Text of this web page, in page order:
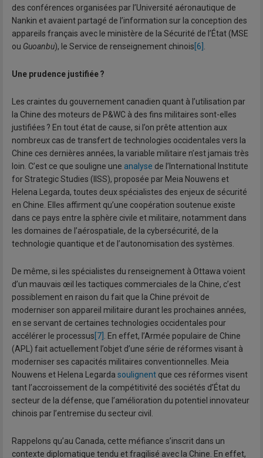
des conférences organisées par l’Université aéronautique de
Nankin et avaient partagé de l’information sur la conception des
appareils français avec le ministère de la Sécurité de l’État (MSE
ou Guoanbu), le Service de renseignement chinois [6]
Une prudence justifiée ?
Les craintes du gouvernement canadien quant à l’utilisation par
la Chine des moteurs de P&WC à des fins militaires sont-elles
justifiées ? En tout état de cause, si l’on prête attention aux
nombreux cas de transfert de technologies occidentales vers la
Chine ces dernières années, la variable militaire n’est jamais très
loin. C’est ce que souligne une analyse de l’International Institute
for Strategic Studies (IISS), proposée par Meia Nouwens et
Helena Legarda, toutes deux spécialistes des enjeux de sécurité
en Chine. Elles affirment qu’une coopération soutenue existe
dans ce pays entre la sphère civile et militaire, notamment dans
les domaines de l’aérospatiale, de la cybersécurité, de la
technologie quantique et de l’autonomisation des systèmes.
De même, si les spécialistes du renseignement à Ottawa voient
d’un mauvais œil les tactiques commerciales de la Chine, c’est
possiblement en raison du fait que la Chine prévoit de
moderniser son appareil militaire durant les prochaines années,
en se servant de certaines technologies occidentales pour
accélérer le processus [7]
. En effet, l’Armée populaire de Chine
(APL) fait actuellement l’objet d’une série de réformes visant à
moderniser ses capacités militaires conventionnelles. Meia
Nouwens et Helena Legarda soulignent que ces réformes visent
tant l’accroissement de la compétitivité des sociétés d’État du
secteur de la défense, que l’amélioration du potentiel innovateur
chinois par l’entremise du secteur civil.
Rappelons qu’au Canada, cette méfiance s’inscrit dans un
contexte diplomatique tendu et fragilisé avec la Chine. En effet,